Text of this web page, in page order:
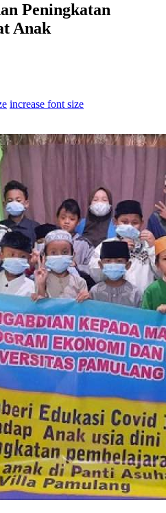
Peningkatan
Anak
increase font size